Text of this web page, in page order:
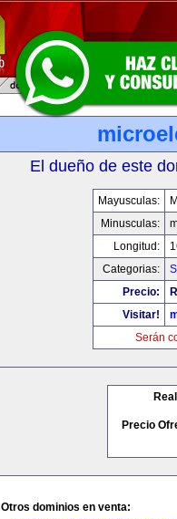
El dueño de este
Mayusculas:
Minusculas:
Longitud:
Categorias:
Precio:
Visitar!
Serán
Precio
Otros dominios en venta: